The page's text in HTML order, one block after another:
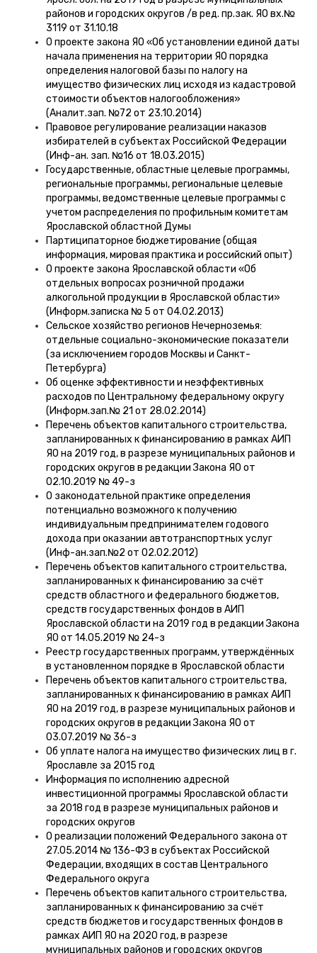
районов и городских округов /в ред. пр.зак. ЯО вх.№
3119 от 31.10.18
О проекте закона ЯО «Об установлении единой даты
начала применения на территории ЯО порядка
определения налоговой базы по налогу на
имущество физических лиц исходя из кадастровой
стоимости объектов налогообложения»
(Аналит.зап. №72 от 23.10.2014)
Правовое регулирование реализации наказов
избирателей в субъектах Российской Федерации
(Инф-ан. зап. №16 от 18.03.2015)
Государственные, областные целевые программы,
региональные программы, региональные целевые
программы, ведомственные целевые программы с
учетом распределения по профильным комитетам
Ярославской областной Думы
Партиципаторное бюджетирование (общая
информация, мировая практика и российский опыт)
О проекте закона Ярославской области «Об
отдельных вопросах розничной продажи
алкогольной продукции в Ярославской области»
(Информ.записка № 5 от 04.02.2013)
Сельское хозяйство регионов Нечерноземья:
отдельные социально-экономические показатели
(за исключением городов Москвы и Санкт-
Петербурга)
Об оценке эффективности и неэффективных
расходов по Центральному федеральному округу
(Информ.зап.№ 21 от 28.02.2014)
Перечень объектов капитального строительства,
запланированных к финансированию в рамках АИП
ЯО на 2019 год, в разрезе муниципальных районов и
городских округов в редакции Закона ЯО от
02.10.2019 № 49-з
О законодательной практике определения
потенциально возможного к получению
индивидуальным предпринимателем годового
дохода при оказании автотранспортных услуг
(Инф-ан.зап.№2 от 02.02.2012)
Перечень объектов капитального строительства,
запланированных к финансированию за счёт
средств областного и федерального бюджетов,
средств государственных фондов в АИП
Ярославской области на 2019 год в редакции Закона
ЯО от 14.05.2019 № 24-з
Реестр государственных программ, утверждённых
в установленном порядке в Ярославской области
Перечень объектов капитального строительства,
запланированных к финансированию в рамках АИП
ЯО на 2019 год, в разрезе муниципальных районов и
городских округов в редакции Закона ЯО от
03.07.2019 № 36-з
Об уплате налога на имущество физических лиц в г.
Ярославле за 2015 год
Информация по исполнению адресной
инвестиционной программы Ярославской области
за 2018 год в разрезе муниципальных районов и
городских округов
О реализации положений Федерального закона от
27.05.2014 № 136-ФЗ в субъектах Российской
Федерации, входящих в состав Центрального
Федерального округа
Перечень объектов капитального строительства,
запланированных к финансированию за счёт
средств бюджетов и государственных фондов в
рамках АИП ЯО на 2020 год, в разрезе
муниципальных районов и городских округов